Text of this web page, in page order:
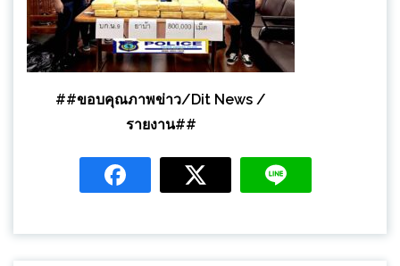
##ขอบคุณภาพข่าว/Dit News /
รายงาน##